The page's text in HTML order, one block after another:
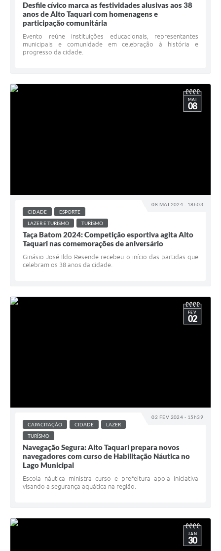
Desfile cívico marca as festividades alusivas aos 38
anos de Alto Taquari com homenagens e
participação comunitária
Evento reúne instituições educacionais, representantes
municipais e comunidade em celebração à história e
progresso da cidade.
08 MAI 2024 - 18h03
MAI
08
CIDADE
ESPORTE
LAZER E TURÍSMO
TURÍSMO
Taça Batom 2024: Competição esportiva agita Alto
Taquari nas comemorações de aniversário
Ginásio José Ildo Resende recebeu o início das partidas que
celebram os 38 anos da cidade.
02 FEV 2024 - 15h39
FEV
02
CAPACITAÇÃO CIDADE
LAZER
TURÍSMO
Navegação Segura: Alto Taquari prepara novos
navegadores com curso de Habilitação Náutica no
Lago Municipal
Escola náutica ministra curso e prefeitura apoia iniciativa
visando a segurança aquática na região.
JAN
30